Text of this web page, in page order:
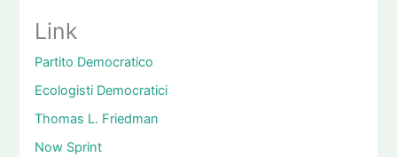
Link
Partito Democratico
Ecologisti Democratici
Thomas L. Friedman
Now Sprint